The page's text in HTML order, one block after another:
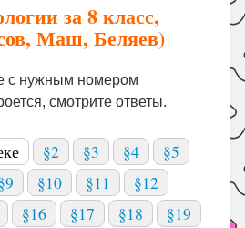
за 8 класс,
Маш, Беляев)
с нужным номером
смотрите ответы.
§2 §3 §4
§5
§10 §11
§12
§16 §17 §18
§19